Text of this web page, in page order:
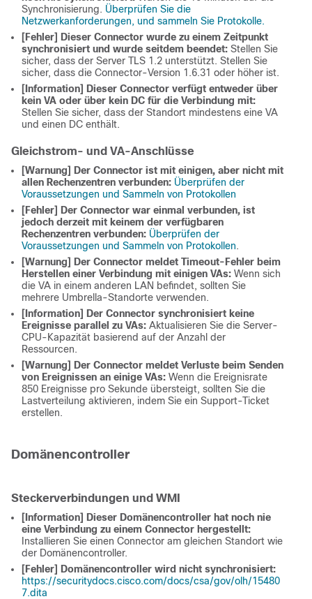
Synchronisierung. Überprüfen Sie die
Netzwerkanforderungen, und sammeln Sie Protokolle.
[Fehler] Dieser Connector wurde zu einem Zeitpunkt
synchronisiert und wurde seitdem beendet: Stellen Sie
sicher, dass der Server TLS 1.2 unterstützt. Stellen Sie
sicher, dass die Connector-Version 1.6.31 oder höher ist.
[Information] Dieser Connector verfügt entweder über
kein VA oder über kein DC für die Verbindung mit:
Stellen Sie sicher, dass der Standort mindestens eine VA
und einen DC enthält.
Gleichstrom- und VA-Anschlüsse
[Warnung] Der Connector ist mit einigen, aber nicht mit
allen Rechenzentren verbunden: Überprüfen der
Voraussetzungen und Sammeln von Protokollen
[Fehler] Der Connector war einmal verbunden, ist
jedoch derzeit mit keinem der verfügbaren
Rechenzentren verbunden: Überprüfen der
Voraussetzungen und Sammeln von Protokollen.
[Warnung] Der Connector meldet Timeout-Fehler beim
Herstellen einer Verbindung mit einigen VAs: Wenn sich
die VA in einem anderen LAN befindet, sollten Sie
mehrere Umbrella-Standorte verwenden.
[Information] Der Connector synchronisiert keine
Ereignisse parallel zu VAs: Aktualisieren Sie die Server-
CPU-Kapazität basierend auf der Anzahl der
Ressourcen.
[Warnung] Der Connector meldet Verluste beim Senden
von Ereignissen an einige VAs: Wenn die Ereignisrate
850 Ereignisse pro Sekunde übersteigt, sollten Sie die
Lastverteilung aktivieren, indem Sie ein Support-Ticket
erstellen.
Domänencontroller
Steckerverbindungen und WMI
[Information] Dieser Domänencontroller hat noch nie
eine Verbindung zu einem Connector hergestellt:
Installieren Sie einen Connector am gleichen Standort wie
der Domänencontroller.
[Fehler] Domänencontroller wird nicht synchronisiert:
https://securitydocs.cisco.com/docs/csa/gov/olh/15480
7.dita